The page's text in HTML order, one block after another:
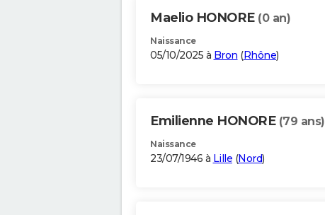
Maelio HONORE (0 an)
Naissance
05/10/2025 à Bron (Rhône)
Emilienne HONORE (79 ans)
Naissance
23/07/1946 à Lille (Nord)